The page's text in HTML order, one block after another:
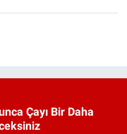
Çayı Bir Daha